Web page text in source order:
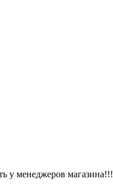
у менеджеров магазина!!!